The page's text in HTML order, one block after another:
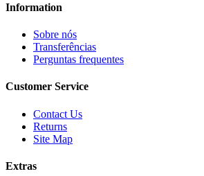
Information
Sobre nós
Transferências
Perguntas frequentes
Customer Service
Contact Us
Returns
Site Map
Extras